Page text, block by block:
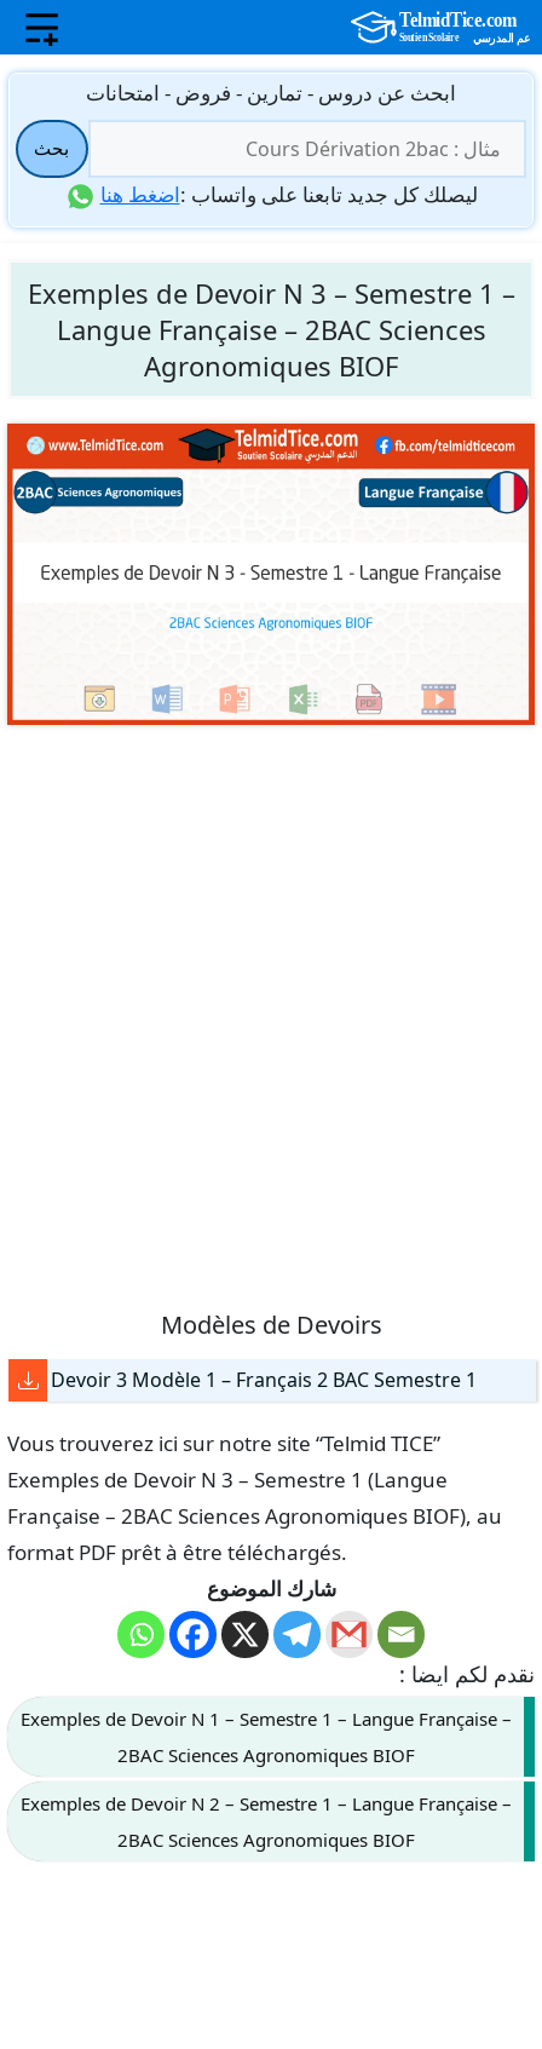
انتقل
المحتوى
ابحث عن دروس - تمارين - فروض - امتحانات
عن:
بحث
ليصلك كل جديد تابعنا على واتساب :اضغط هنا
Exemples de Devoir N 3 – Semestre 1 –
Langue Française – 2BAC Sciences
Agronomiques BIOF
Modèles de Devoirs
Devoir 3 Modèle 1 – Français 2 BAC Semestre 1
Vous trouverez ici sur notre site “Telmid TICE”
Exemples de Devoir N 3 – Semestre 1 (Langue
Française – 2BAC Sciences Agronomiques BIOF), au
format PDF prêt à être téléchargés.
شارك الموضوع
نقدم لكم ايضا :
Exemples de Devoir N 1 – Semestre 1 – Langue Française –
2BAC Sciences Agronomiques BIOF
Exemples de Devoir N 2 – Semestre 1 – Langue Française –
2BAC Sciences Agronomiques BIOF